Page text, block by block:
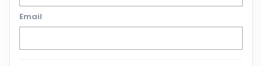
Email